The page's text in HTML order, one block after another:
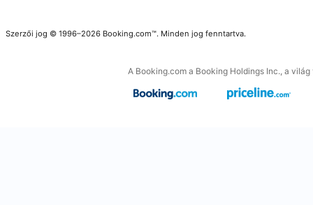
Szerzői jog © 1996–2026 Booking.com™. Minden jog fenntartva.
A Booking.com a Booking Holdings Inc., a